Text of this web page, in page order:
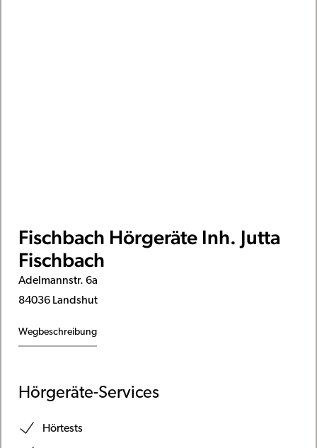
Fischbach Hörgeräte Inh. Jutta
Fischbach
Adelmannstr. 6a
84036 Landshut
Wegbeschreibung
Hörgeräte-Services
Hörtests